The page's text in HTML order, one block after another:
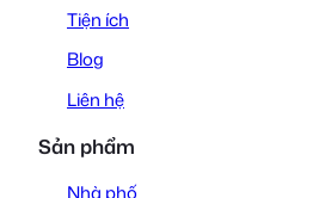
Tiện ích
Blog
Liên hệ
Sản phẩm